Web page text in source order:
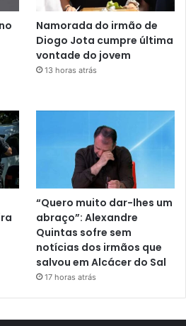
Namorada do irmão de
Diogo Jota cumpre última
vontade do jovem
13 horas atrás
“Quero muito dar-lhes um
abraço”: Alexandre
Quintas sofre sem
notícias dos irmãos que
salvou em Alcácer do Sal
17 horas atrás